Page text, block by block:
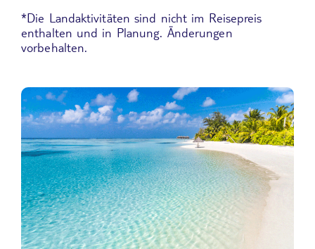
*Die Landaktivitäten sind nicht im Reisepreis
enthalten und in Planung. Änderungen
vorbehalten.